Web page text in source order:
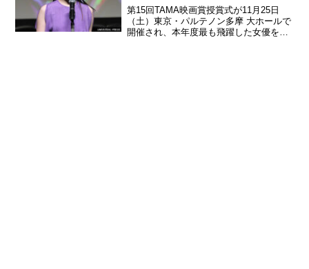
第15回TAMA映画賞授賞式が11月25日
（土）東京・パルテノン多摩 大ホールで
開催され、本年度最も飛躍した女優を表